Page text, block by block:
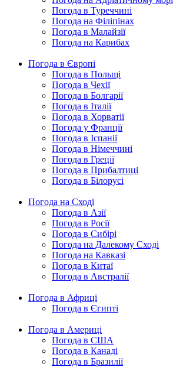
Погода в Туреччині
Погода на Філіпінах
Погода в Малайзії
Погода на Карибах
Погода в Європі
Погода в Польщі
Погода в Чехії
Погода в Болгарії
Погода в Італії
Погода в Хорватії
Погода у Франції
Погода в Іспанії
Погода в Німеччині
Погода в Греції
Погода в Прибалтиці
Погода в Білорусі
Погода на Сході
Погода в Азії
Погода в Росії
Погода в Сибірі
Погода на Далекому Сході
Погода на Кавказі
Погода в Китаї
Погода в Австралії
Погода в Африці
Погода в Єгипті
Погода в Америці
Погода в США
Погода в Канаді
Погода в Бразилії